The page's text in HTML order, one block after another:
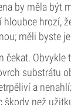
by měla být
hrozí,
měli byste
čekat. Obvykle
substrátu
a
škody než